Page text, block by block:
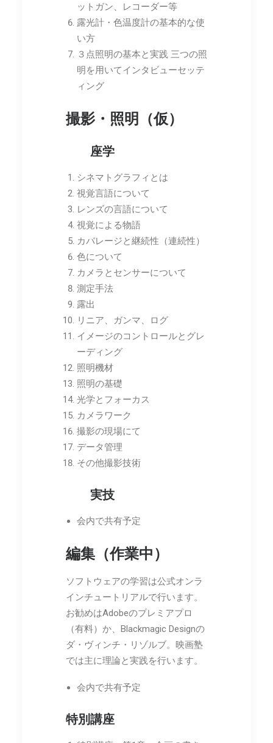
ットガン、レコーダー等
露光計・色温度計の基本的な使
い方
３点照明の基本と実践 三つの照
明を用いてインタビューセッテ
ィング
撮影・照明（仮）
座学
シネマトグラフィとは
視覚言語について
レンズの言語について
視覚による物語
カバレージと継続性（連続性）
色について
カメラとセンサーについて
測定手法
露出
リニア、ガンマ、ログ
イメージのコントロールとグレ
ーディング
照明機材
照明の基礎
光学とフォーカス
カメラワーク
撮影の現場にて
データ管理
その他撮影技術
実技
会内で共有予定
編集（作業中）
ソフトウェアの学習は公式オンラ
インチュートリアルで行います。
お勧めはAdobeのプレミアプロ
（有料）か、Blackmagic Designの
ダ・ヴィンチ・リゾルブ。映画塾
では主に理論と実践を行います。
会内で共有予定
特別講座